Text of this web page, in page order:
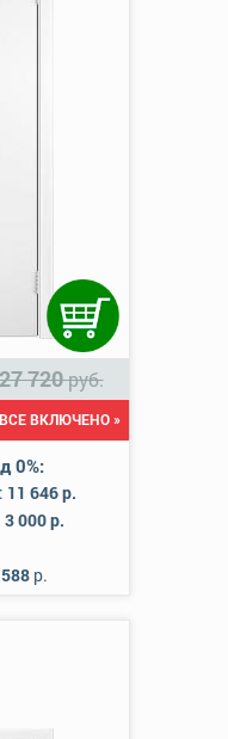
720руб.
ВКЛЮЧЕНО »
0%:
11 646 р.
3 000 р.
р.